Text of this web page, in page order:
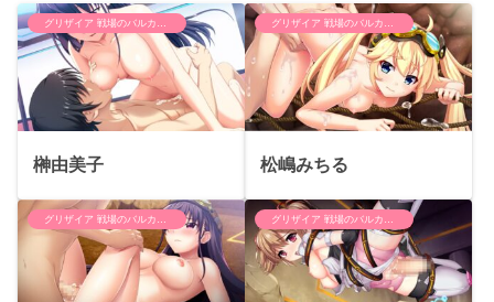
グリザイア 戦場のバルカローレ
榊由美子
グリザイア 戦場のバルカローレ
松嶋みちる